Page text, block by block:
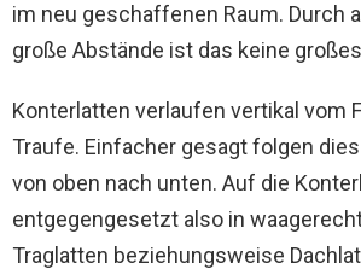
im neu geschaffenen Raum. Durch
große Abstände ist das keine
Konterlatten verlaufen vertikal vom
Traufe. Einfacher gesagt folgen
von oben nach unten. Auf die
entgegengesetzt also in
Traglatten beziehungsweise